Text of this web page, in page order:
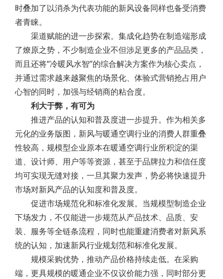
时叠加了以消杀为代表功能的新风设备同样也备受消费
者青睐。
渠道赋能的进一步探索。集成化趋势在制造端形成
了燎原之势，不少制造企业不但涉足更多的产品品类，
而且还将“冷暖风水智”的综合解决方案作为核心卖点，
并通过需求越来越聚焦的场景化、体验式营销抢占用户
心智的同时，加强与经销商的粘合度。
利大于弊，有可为
推进产品的认知和普及度进一步提升。作为相关多
元化的业务版图，新风与暖通空调行业的消费人群重叠
性较高，规模型企业原本在暖通空调行业所积淀的渠
道、设计师、用户等等资源，甚至于品牌拉力和信任度
均可实现无缝对接，一旦其聚力发声，势必将快速提升
市场对新风产品的认知度和普及度。
促进市场规范化和标准化发展。当规模型制造企业
下场发力，不仅能进一步规范从产品技术、品质、安
装、服务等全链条流程，同时也能重建消费者对新风系
统的认知，加速新风行业规划范和标准化发展。
规模采购优势，推动产品价格持续走低。在采购
端，更具规模的暖通企业不仅议价能力强，同时部分更